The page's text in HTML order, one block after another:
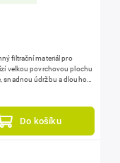
Do košíku
filtrační materiál pro
snadnou údržbu a dlouhou